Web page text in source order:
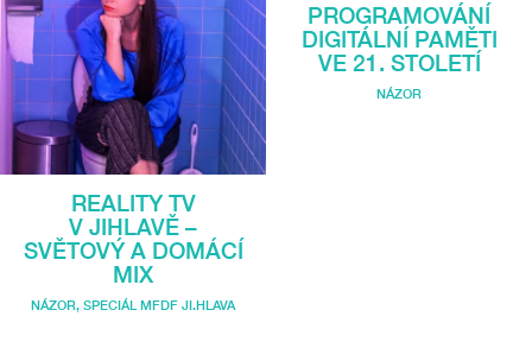
REALITY TV
V JIHLAVĚ –
SVĚTOVÝ A DOMÁCÍ
MIX
NÁZOR, SPECIÁL MFDF JI.HLAVA
PROGRAMOVÁNÍ
DIGITÁLNÍ PAMĚTI
VE 21. STOLETÍ
NÁZOR